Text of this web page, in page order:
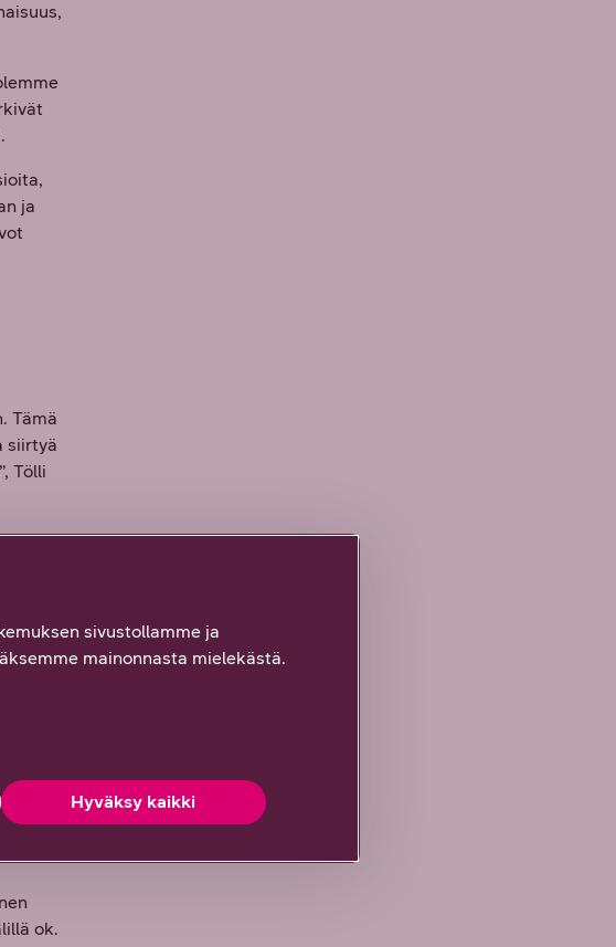
ja
Tämä
siirtyä
Tölli
sillä
ei ole
ok.
sivustollamme ja
mainonnasta mielekästä.
Hyväksy kaikki